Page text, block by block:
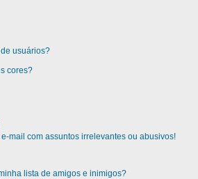
usuários?
cores?
mail com assuntos irrelevantes ou abusivos!
lista de amigos e inimigos?